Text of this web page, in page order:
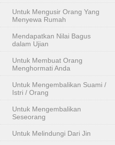
Untuk Mengusir Orang Yang
Menyewa Rumah
Mendapatkan Nilai Bagus
dalam Ujian
Untuk Membuat Orang
Menghormati Anda
Untuk Mengembalikan Suami /
Istri / Orang
Untuk Mengembalikan
Seseorang
Untuk Melindungi Dari Jin